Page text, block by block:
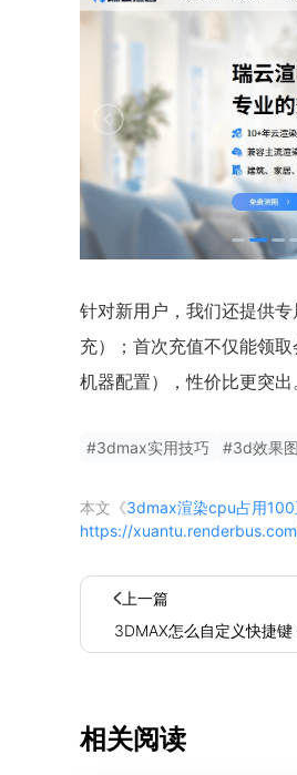
针对新用户，我们还提供
充）；首次充值不仅能领
机器配置），性价比更突出
#3dmax实用技巧 #3d效果
本文《3dmax渲染cpu占用100
https://
上一篇
3DMAX怎么自定义快捷键
相关阅读